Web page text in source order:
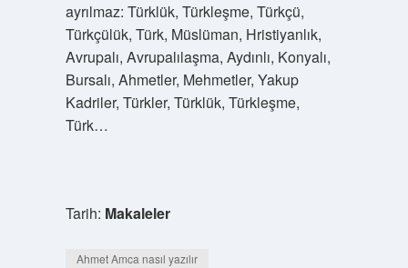
ayrılmaz: Türklük, Türkleşme, Türkçü,
Türkçülük, Türk, Müslüman, Hristiyanlık,
Avrupalı, Avrupalılaşma, Aydınlı, Konyalı,
Bursalı, Ahmetler, Mehmetler, Yakup
Kadriler, Türkler, Türklük, Türkleşme,
Türk…
Tarih: Makaleler
Ahmet Amca nasıl yazılır